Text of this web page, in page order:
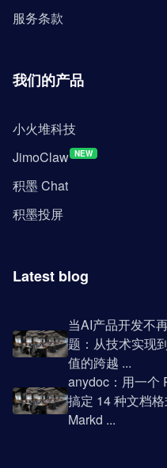
服务条款
我们的产品
小火堆科技
JimoClaw NEW
积墨 Chat
积墨投屏
Latest blog
当AI产品开发不
题：从技术实现
值的跨越 ...
anydoc：用一个
搞定 14 种文档
Markd ...